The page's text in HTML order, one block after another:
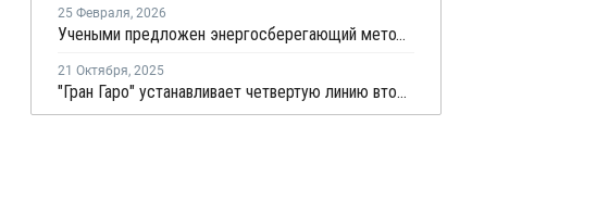
25 Февраля, 2026
Учеными предложен энергосберегающий метод получения этилена
21 Октября, 2025
"Гран Гаро" устанавливает четвертую линию вторичной переработки в Малоярославце